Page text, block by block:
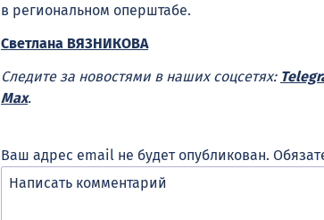
в региональном оперштабе.
Светлана ВЯЗНИКОВА
Следите за новостями в наших соцсетях:
Max.
Ваш адрес email не будет опубликован.